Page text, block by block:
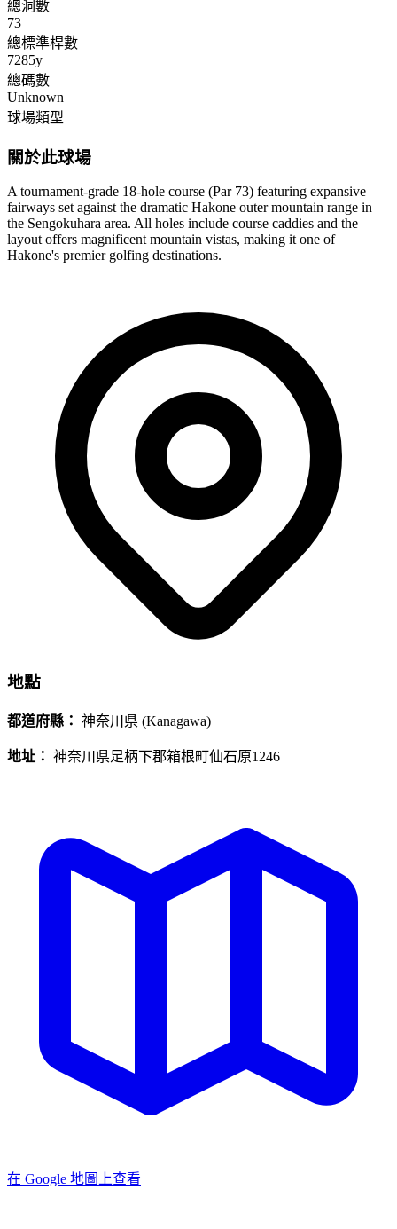
總洞數
73
總標準桿數
7285y
總碼數
Unknown
球場類型
關於此球場
A tournament-grade 18-hole course (Par 73) featuring expansive
fairways set against the dramatic Hakone outer mountain range in
the Sengokuhara area. All holes include course caddies and the
layout offers magnificent mountain vistas, making it one of
Hakone's premier golfing destinations.
地點
都道府縣： 神奈川県 (Kanagawa)
地址： 神奈川県足柄下郡箱根町仙石原1246
在 Google 地圖上查看